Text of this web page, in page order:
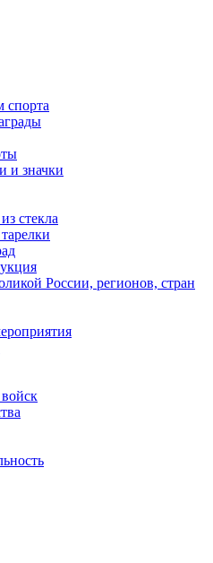
спорта
и значки
стекла
России, регионов, стран